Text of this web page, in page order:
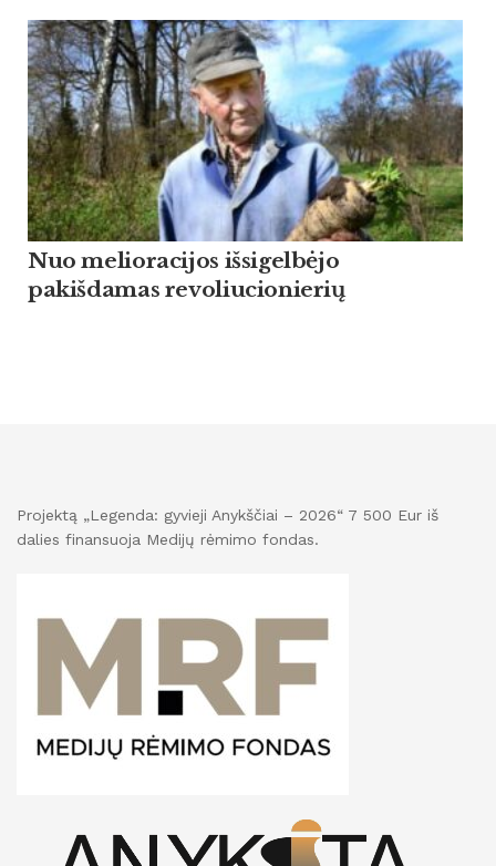
Nuo melioracijos išsigelbėjo
pakišdamas revoliucionierių
Projektą „Legenda: gyvieji Anykščiai – 2026“ 7 500 Eur iš
dalies finansuoja Medijų rėmimo fondas.